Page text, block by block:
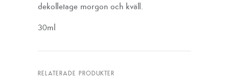
dekolletage morgon och kväll.
30ml
RELATERADE PRODUKTER